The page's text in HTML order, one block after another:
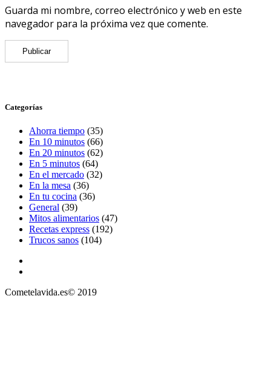
Guarda mi nombre, correo electrónico y web en este
navegador para la próxima vez que comente.
Categorías
Ahorra tiempo (35)
En 10 minutos (66)
En 20 minutos (62)
En 5 minutos (64)
En el mercado (32)
En la mesa (36)
En tu cocina (36)
General (39)
Mitos alimentarios (47)
Recetas express (192)
Trucos sanos (104)
Cometelavida.es© 2019